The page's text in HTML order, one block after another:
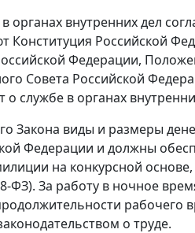
органах внутренних дел
Конституция Российской
Федерации,
Совета Российской
службе в органах
Закона виды и размеры
Федерации и должны
на конкурсной
ФЗ). За работу в ночное
рабочего
о труде.